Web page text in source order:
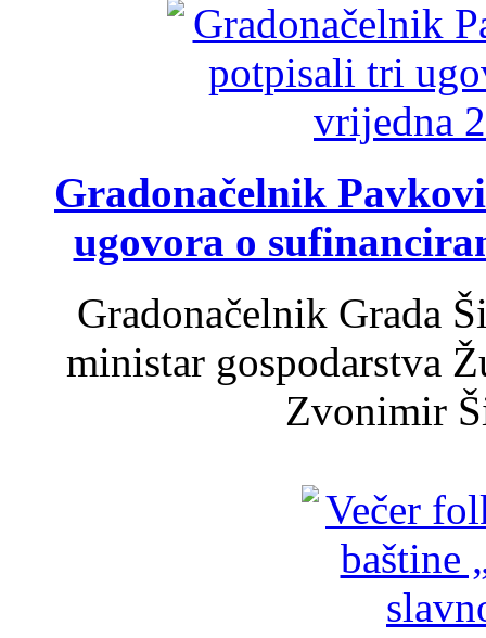
Gradonačelnik
ugovora o
Gradonačelnik Grada
ministar gospodarstva
Zvonimir